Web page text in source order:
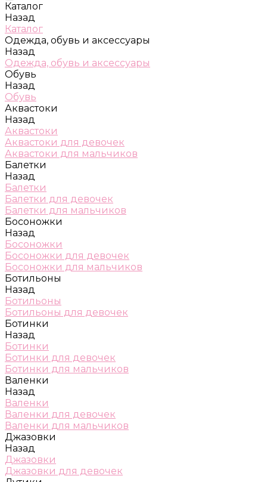
Каталог
Назад
Каталог
Одежда, обувь и аксессуары
Назад
Одежда, обувь и аксессуары
Обувь
Назад
Обувь
Аквастоки
Назад
Аквастоки
Аквастоки для девочек
Аквастоки для мальчиков
Балетки
Назад
Балетки
Балетки для девочек
Балетки для мальчиков
Босоножки
Назад
Босоножки
Босоножки для девочек
Босоножки для мальчиков
Ботильоны
Назад
Ботильоны
Ботильоны для девочек
Ботинки
Назад
Ботинки
Ботинки для девочек
Ботинки для мальчиков
Валенки
Назад
Валенки
Валенки для девочек
Валенки для мальчиков
Джазовки
Назад
Джазовки
Джазовки для девочек